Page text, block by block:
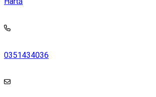
0351434036